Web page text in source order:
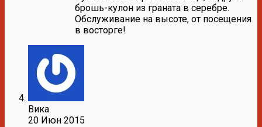
брошь-кулон из граната в серебре.
Обслуживание на высоте, от посещения
в восторге!
Вика
20 Июн 2015